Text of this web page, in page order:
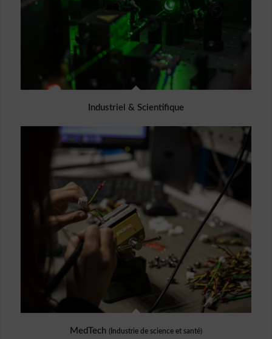
Industriel & Scientifique
MedTech(Industrie de science et santé)